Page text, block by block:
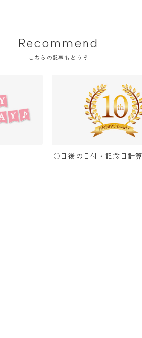
Recommend
こちらの記事もどうぞ
○日後の日付・記念日計算